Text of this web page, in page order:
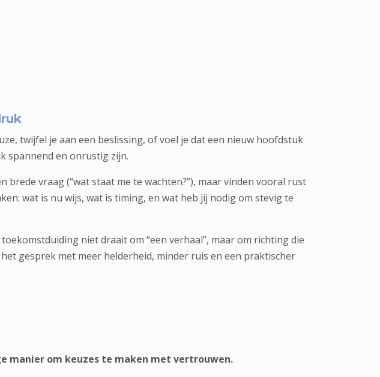
twijfel je aan een beslissing, of voel je dat een nieuw hoofdstuk
spannend en onrustig zijn.
brede vraag (“wat staat me te wachten?”), maar vinden vooral rust
wat is nu wijs, wat is timing, en wat heb jij nodig om stevig te
niet draait om “een verhaal”, maar om richting die
gesprek met meer helderheid, minder ruis en een praktischer
manier om keuzes te maken met vertrouwen.